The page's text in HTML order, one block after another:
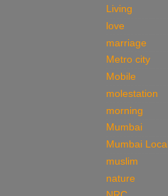
Living
love
marriage
Metro city
Mobile
molestation
morning
Mumbai
Mumbai Local
muslim
nature